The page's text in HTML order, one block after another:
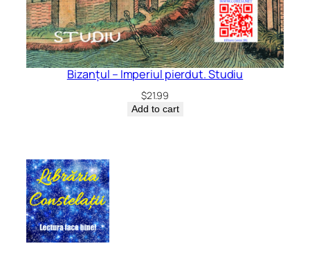
Bizanțul – Imperiul pierdut. Studiu
$21.99
Add to cart